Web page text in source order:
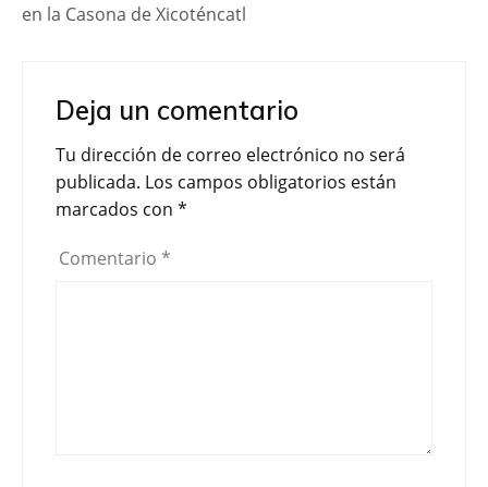
en la Casona de Xicoténcatl
Deja un comentario
Tu dirección de correo electrónico no será
publicada. Los campos obligatorios están
marcados con *
Comentario *